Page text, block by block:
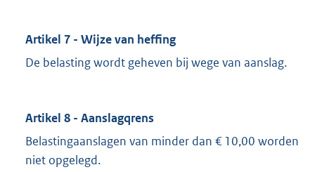
Artikel 7 - Wijze van heffing
De belasting wordt geheven bij wege van aanslag.
Artikel 8 - Aanslagqrens
Belastingaanslagen van minder dan € 10,00 worden
niet opgelegd.